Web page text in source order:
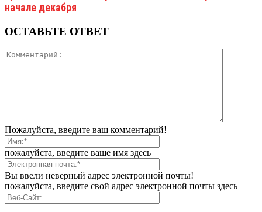
начале декабря
ОСТАВЬТЕ ОТВЕТ
Пожалуйста, введите ваш комментарий!
пожалуйста, введите ваше имя здесь
Вы ввели неверный адрес электронной почты!
пожалуйста, введите свой адрес электронной почты здесь